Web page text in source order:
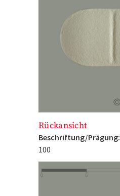
Rückansicht
Beschriftung/Prägung:
100